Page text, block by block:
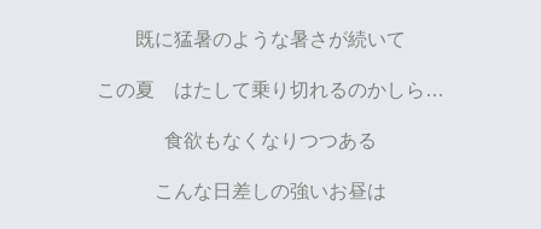
既に猛暑のような暑さが続いて
この夏 はたして乗り切れるのかしら…
食欲もなくなりつつある
こんな日差しの強いお昼は